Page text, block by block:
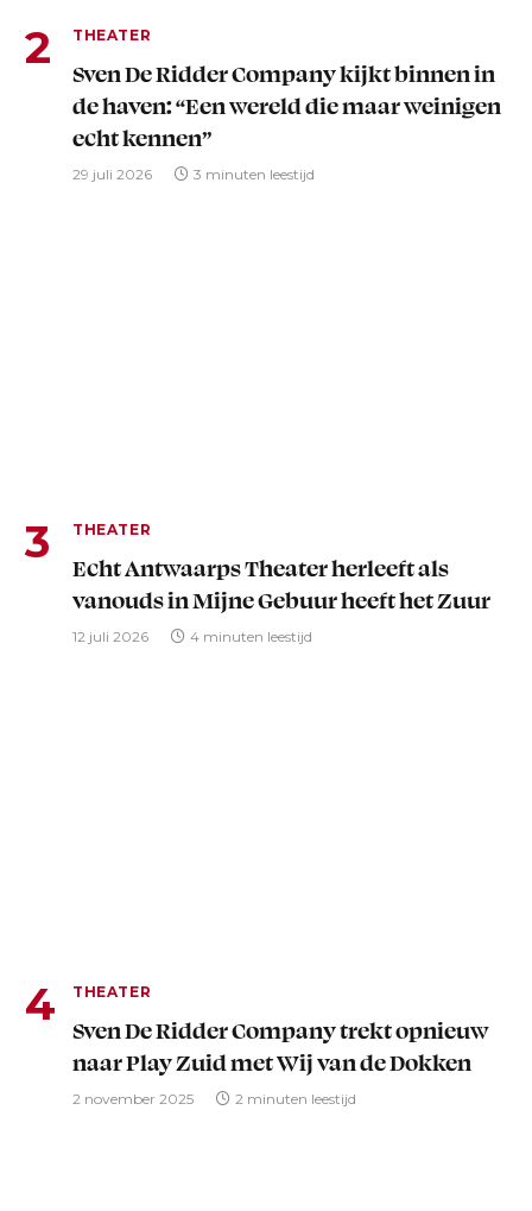
THEATER
Sven De Ridder Company kijkt binnen in
de haven: “Een wereld die maar weinigen
echt kennen”
29 juli 2026 3 minuten leestijd
THEATER
Echt Antwaarps Theater herleeft als
vanouds in Mijne Gebuur heeft het Zuur
12 juli 2026 4 minuten leestijd
THEATER
Sven De Ridder Company trekt opnieuw
naar Play Zuid met Wij van de Dokken
2 november 2025 2 minuten leestijd